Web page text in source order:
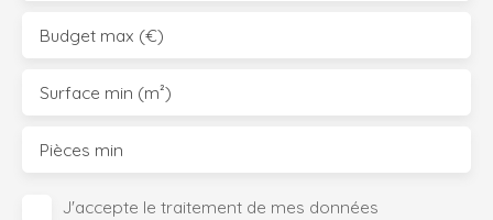
Budget max (€)
Surface min (m²)
Pièces min
J'accepte le traitement de mes données